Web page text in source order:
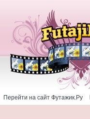
Перейти на сайт Футажик.Ру